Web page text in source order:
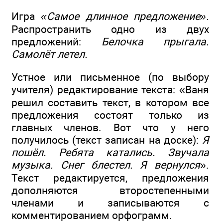
Игра«Самое длинное предложение».
Распространить одно из двух
предложений: Белочка прыгала.
Самолёт летел.
Устное или письменное (по выбору
учителя) редактирование текста: «Ваня
решил составить текст, в котором все
предложения состоят только из
главных членов. Вот что у него
получилось (текст записан на доске): Я
пошёл. Ребята катались. Звучала
музыка. Снег блестел. Я вернулся».
Текст редактируется, предложения
дополняются второстепенными
членами и записываются с
комментированием орфограмм.